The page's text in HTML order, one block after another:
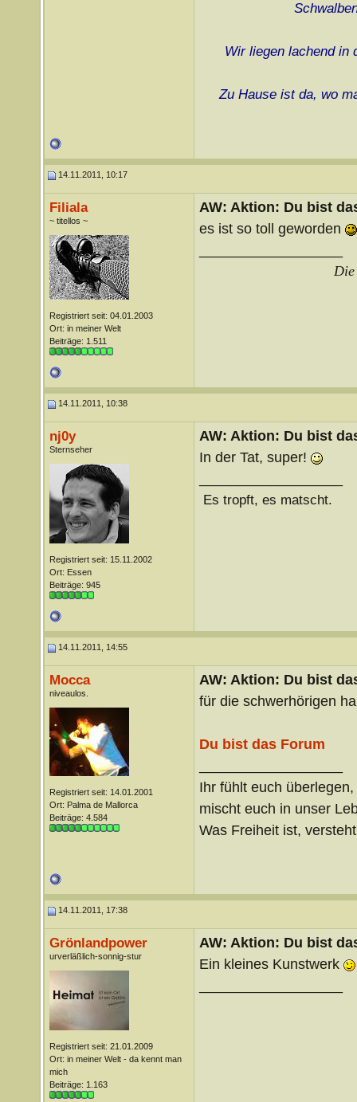
Wir liegen lachend in
Zu Hause ist da, wo
14.11.2011, 10:17
Filiala
~ titellos ~
Registriert seit: 04.01.2003
Ort: in meiner Welt
Beiträge: 1.511
AW: Aktion: Du bist
es ist so toll geworden
Die
14.11.2011, 10:38
nj0y
Sternseher
Registriert seit: 15.11.2002
Ort: Essen
Beiträge: 945
AW: Aktion: Du bist
In der Tat, super!
Es tropft, es matscht.
14.11.2011, 14:55
Mocca
niveaulos.
Registriert seit: 14.01.2001
Ort: Palma de Mallorca
Beiträge: 4.584
AW: Aktion: Du bist
für die schwerhörigen
Du bist das Forum
Ihr fühlt euch überlegen,
mischt euch in unser
Was Freiheit ist,
14.11.2011, 17:38
Grönlandpower
urverläßlich-sonnig-stur
Registriert seit: 21.01.2009
Ort: in meiner Welt - da kennt man
mich
Beiträge: 1.163
AW: Aktion: Du bist
Ein kleines Kunstwerk